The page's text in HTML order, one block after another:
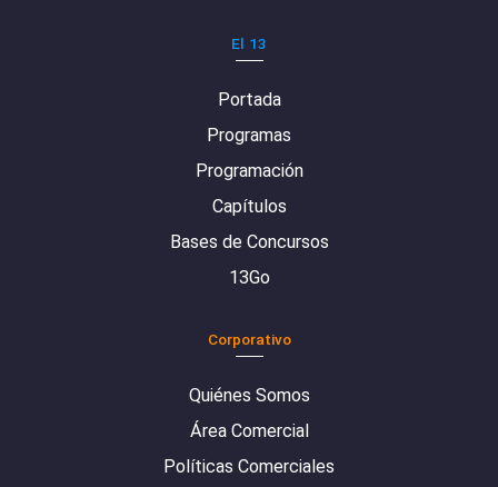
El 13
Portada
Programas
Programación
Capítulos
Bases de Concursos
13Go
Corporativo
Quiénes Somos
Área Comercial
Políticas Comerciales